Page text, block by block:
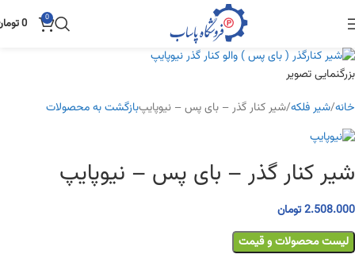
0
0
بزرگنمایی تصویر
خانه شیر فلکه شیر کنار گذر – بای پس – نیوپایپبازگشت به محصولات
شیر کنار گذر – بای پس – نیوپایپ
2.508.000تومان
لیست محصولات و قیمت